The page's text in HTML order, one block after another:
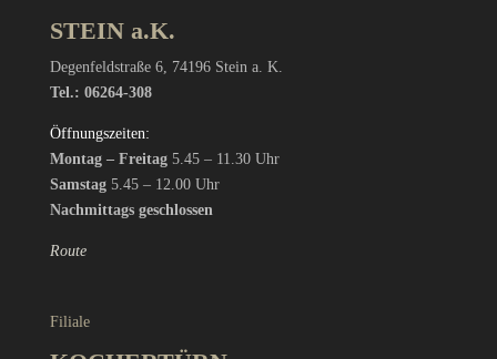
STEIN a.K.
Degenfeldstraße 6, 74196 Stein a. K.
Tel.: 06264-308
Öffnungszeiten:
Montag – Freitag 5.45 – 11.30 Uhr
Samstag 5.45 – 12.00 Uhr
Nachmittags geschlossen
Route
Filiale